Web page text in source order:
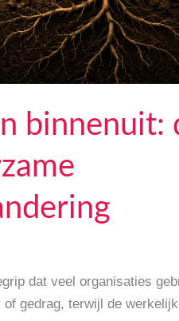
binnenuit:
dat veel organisaties
gedrag, terwijl de